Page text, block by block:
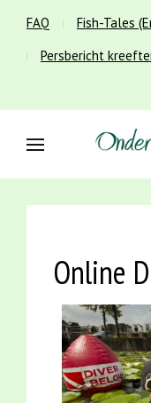
FAQ Fish-Tales
Persbericht
Online